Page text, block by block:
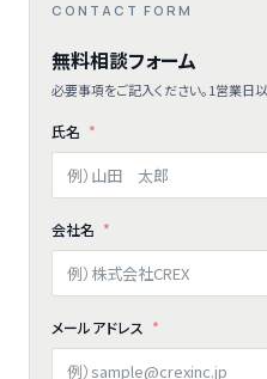
CONTACT FORM
無料相談フォーム
必要事項をご記入ください。1営業日
氏名
会社名
メールアドレス